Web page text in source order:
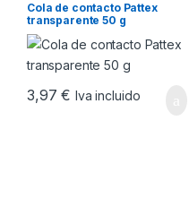
Cola de contacto Pattex
transparente 50 g
3,97€ Iva incluido